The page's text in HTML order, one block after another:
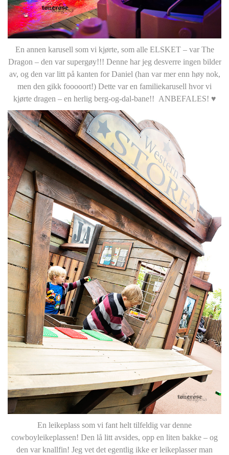
En annen karusell som vi kjørte, som alle ELSKET – var The
Dragon – den var supergøy!!! Denne har jeg desverre ingen bilder
av, og den var litt på kanten for Daniel (han var mer enn høy nok,
men den gikk fooooort!) Dette var en familiekarusell hvor vi
kjørte dragen – en herlig berg-og-dal-bane!! ANBEFALES! ♥
En leikeplass som vi fant helt tilfeldig var denne
cowboyleikeplassen! Den lå litt avsides, opp en liten bakke – og
den var knallfin! Jeg vet det egentlig ikke er leikeplasser man